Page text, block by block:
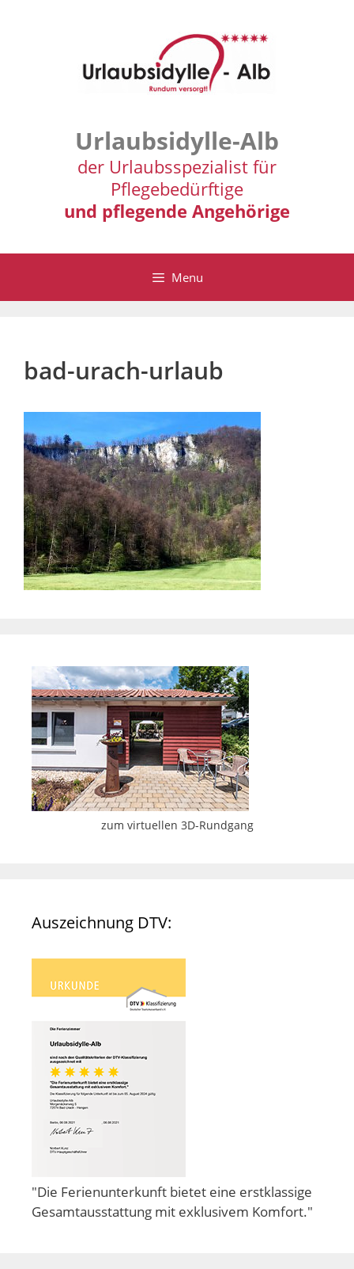
Urlaubsidylle-Alb
der Urlaubsspezialist für
Pflegebedürftige
und pflegende Angehörige
Menu
bad-urach-urlaub
zum virtuellen 3D-Rundgang
Auszeichnung DTV:
"Die Ferienunterkunft bietet eine erstklassige
Gesamtausstattung mit exklusivem Komfort."